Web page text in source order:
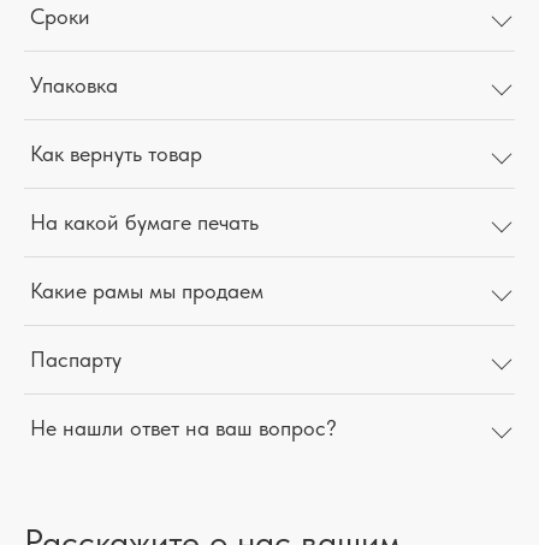
Сроки
Упаковка
Как вернуть товар
На какой бумаге печать
Какие рамы мы продаем
Паспарту
Не нашли ответ на ваш вопрос?